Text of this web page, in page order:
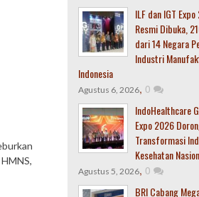
ILF dan IGT
Resmi Dibuka,
dari 14 Negara
Industri
Indonesia
Agustus 6, 2026, 0
IndoHealthcare
Expo 2026
Transformasi
Kesehatan
Agustus 5, 2026, 0
BRI Cabang